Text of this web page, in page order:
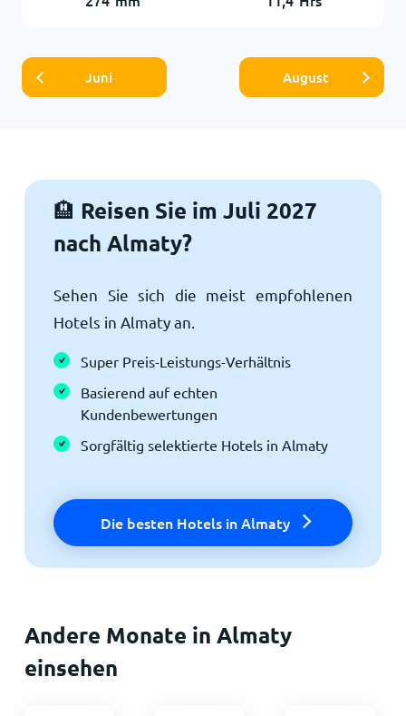
Juni August
🏨 Reisen Sie im Juli 2027
nach Almaty?
Sehen Sie sich die meist empfohlenen
Hotels in Almaty an.
Super Preis-Leistungs-Verhältnis
Basierend auf echten
Kundenbewertungen
Sorgfältig selektierte Hotels in Almaty
Die besten Hotels in Almaty
Andere Monate in Almaty
einsehen